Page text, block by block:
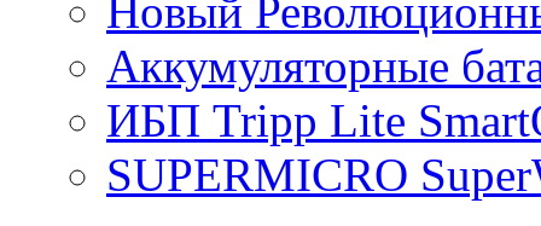
Новый
Аккумуляторные
ИБП Tripp Lite
SUPERMICRO